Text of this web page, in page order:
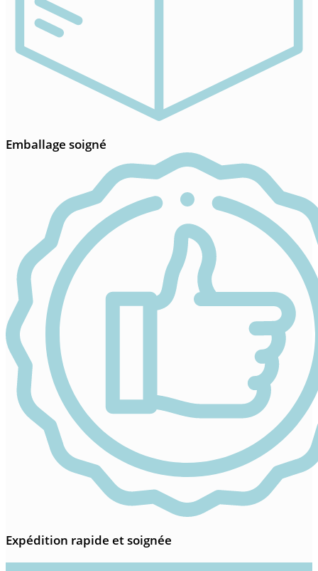
Emballage soigné
Expédition rapide et soignée